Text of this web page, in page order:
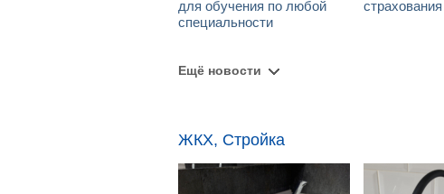
для обучения по любой
специальности
страхования
Ещё новости
ЖКХ, Стройка